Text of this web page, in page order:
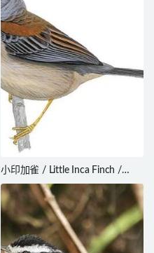
小印加雀 / Little Inca Finch /
Incaspiza watkinsi